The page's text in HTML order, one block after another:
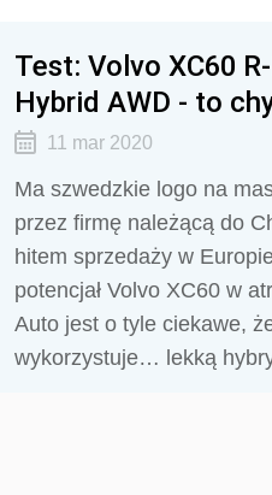
Test: Volvo XC60
Hybrid AWD - to
11 mar 2020
Ma szwedzkie logo na
przez firmę należącą do
hitem sprzedaży w
potencjał Volvo XC60 w
Auto jest o tyle ciekawe,
wykorzystuje… lekką